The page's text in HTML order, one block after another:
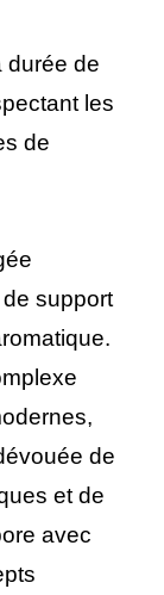
durée de
les
de
support
de
et de
avec